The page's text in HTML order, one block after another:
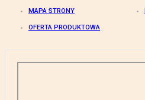
MAPA STRONY
OFERTA PRODUKTOWA